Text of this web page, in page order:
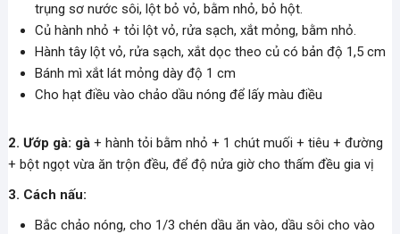
trụng sơ nước sôi, lột bỏ vỏ, bằm nhỏ, bỏ hột.
Củ hành nhỏ + tỏi lột vỏ, rửa sạch, xắt mỏng, bằm nhỏ.
Hành tây lột vỏ, rửa sạch, xắt dọc theo củ có bản độ 1,5 cm
Bánh mì xắt lát mỏng dày độ 1 cm
Cho hạt điều vào chảo dầu nóng để lấy màu điều
2. Ướp gà: gà+ hành tỏi bằm nhỏ + 1 chút muối + tiêu + đường
+ bột ngọt vừa ăn trộn đều, để độ nửa giờ cho thấm đều gia vị
3. Cách nấu:
Bắc chảo nóng, cho 1/3 chén dầu ăn vào, dầu sôi cho vào